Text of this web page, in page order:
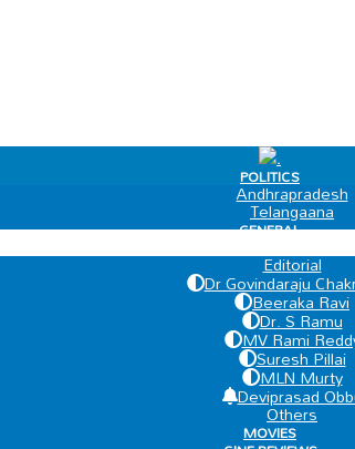
.
POLITICS
Andhrapradesh
Telangaana
GENERAL
Editorial
Dr Govindaraju
Beeraka Ravi
Dr. S Ramu
MV Rami
Suresh Pillai
MLN Murty
Deviprasad
Others
MOVIES